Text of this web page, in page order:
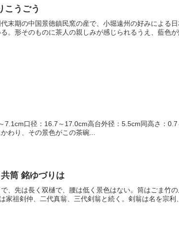
うごう
期の中国景徳鎮民窯の産で、小堀遠州の好みによる
。形そのものに茶人の親しみが感じられるうえ、藍色が
7.1cm口径：16.7～17.0cm高台外径：5.5cm同高さ：
わり、その景色がこの茶碗...
筒 銘ゆづりは
、先は長く双樋で、腰は低く景色はない。筒はごま竹
祖剣仲、二代真翁、三代剣翁と続く。剣翁は名を宗利